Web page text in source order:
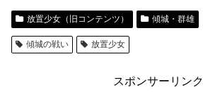
放置少女（旧コンテンツ） 傾城・群雄
傾城の戦い 放置少女
スポンサーリンク